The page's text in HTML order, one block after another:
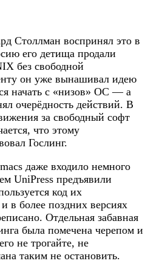
Столлман воспринял это в
его детища продали
без свободной
он уже вынашивал идею
начать с «низов» ОС — а
очерёдность действий. В
за свободный софт
что этому
Гослинг.
даже входило немного
UniPress предъявили
код их
в более поздних версиях
Отдельная забавная
была помечена черепом и
не трогайте, не
таким не остановить.